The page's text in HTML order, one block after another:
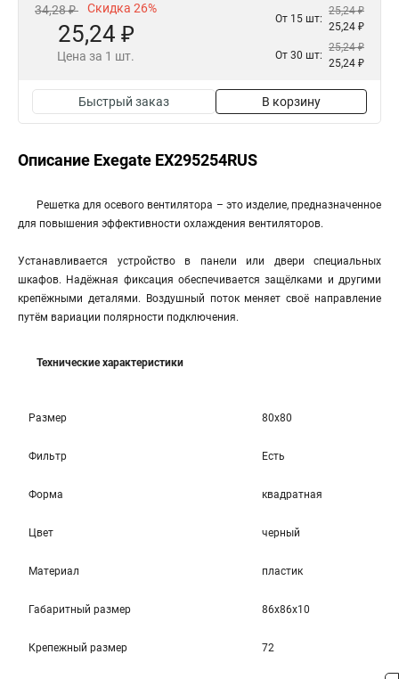
34,28 ₽ Скидка 26%
25,24 ₽
Цена за 1 шт.
От 15 шт:
25,24 ₽
25,24 ₽
От 30 шт:
25,24 ₽
25,24 ₽
Быстрый заказ В корзину
Описание Exegate EX295254RUS
Решетка для осевого вентилятора – это изделие, предназначенное
для повышения эффективности охлаждения вентиляторов.
Устанавливается устройство в панели или двери специальных
шкафов. Надёжная фиксация обеспечивается защёлками и другими
крепёжными деталями. Воздушный поток меняет своё направление
путём вариации полярности подключения.
Технические характеристики
Размер 80x80
Фильтр Есть
Форма квадратная
Цвет черный
Материал пластик
Габаритный размер 86x86x10
Крепежный размер 72